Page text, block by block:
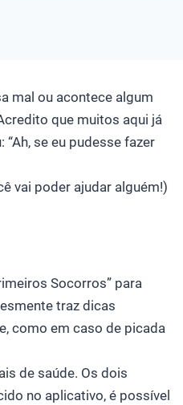
mal ou acontece algum
que muitos aqui já
se eu pudesse fazer
vai poder ajudar alguém!)
Socorros” para
traz dicas
como em caso de picada
de saúde. Os dois
no aplicativo, é possível